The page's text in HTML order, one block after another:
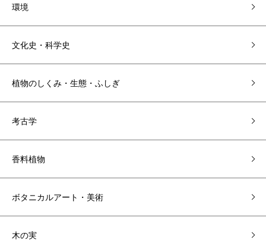
環境
文化史・科学史
植物のしくみ・生態・ふしぎ
考古学
香料植物
ボタニカルアート・美術
木の実